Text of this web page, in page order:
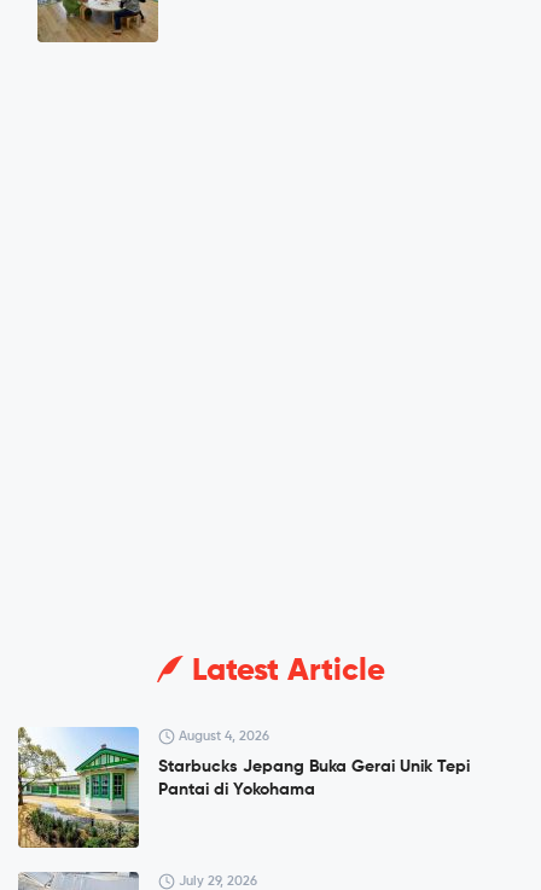
Latest Article
August 4, 2026
Starbucks Jepang Buka Gerai Unik Tepi
Pantai di Yokohama
July 29, 2026